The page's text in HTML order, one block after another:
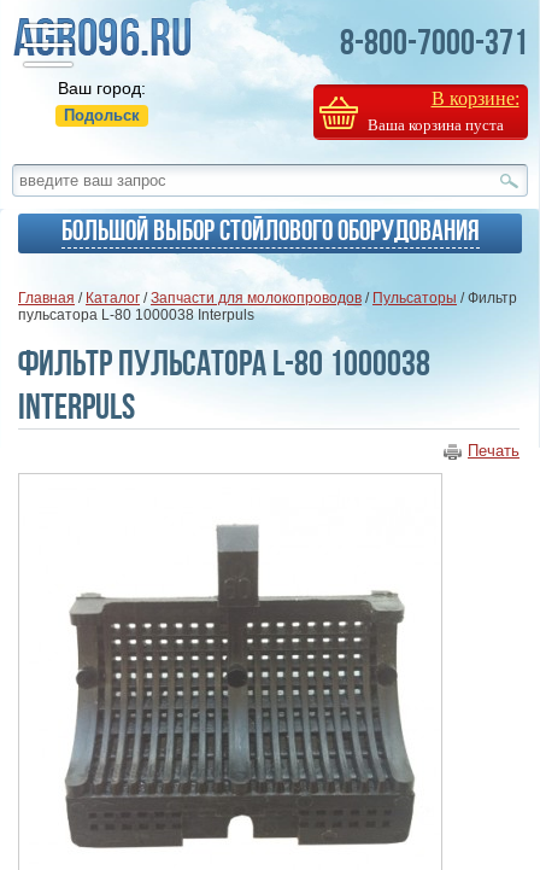
Ваш город:
Подольск
8-800-7000-371
В корзине:
Ваша корзина пуста
Большой выбор стойлового оборудования
Главная / Каталог /Запчасти для молокопроводов / Пульсаторы / Фильтр
пульсатора L-80 1000038 Interpuls
Фильтр пульсатора L-80 1000038
Interpuls
Печать